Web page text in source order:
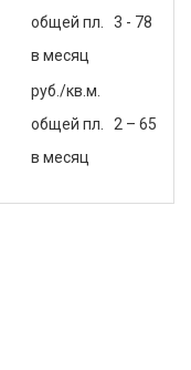
общей пл.
в месяц
3 - 78
руб./кв.м.
общей пл.
в месяц
2 – 65